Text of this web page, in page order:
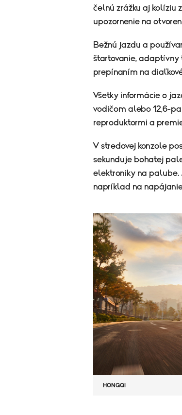
čelnú zrážku aj kolíziu
upozornenie na
Bežnú jazdu a
štartovanie,
prepínaním na
Všetky informácie o
vodičom alebo 12,6-
reproduktormi a
V stredovej konzole
sekunduje bohatej
elektroniky na palube.
napríklad na
HONGQI